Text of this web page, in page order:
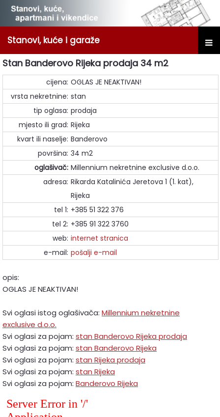
Stanovi, kuće i garaže
Stan Banderovo Rijeka prodaja 34 m2
cijena: OGLAS JE NEAKTIVAN!
vrsta nekretnine: stan
tip oglasa: prodaja
mjesto ili grad: Rijeka
kvart ili naselje: Banderovo
površina: 34 m2
oglašivač: Millennium nekretnine exclusive d.o.o.
adresa: Rikarda Katalinića Jeretova 1 (1. kat),
Rijeka
tel 1: +385 51 322 376
tel 2: +385 91 322 3760
web: internet stranica
e-mail: pošalji e-mail
opis:
OGLAS JE NEAKTIVAN!
Svi oglasi istog oglašivača: Millennium nekretnine
exclusive d.o.o.
Svi oglasi za pojam: stan Banderovo Rijeka prodaja
Svi oglasi za pojam: stan Banderovo Rijeka
Svi oglasi za pojam: stan Rijeka prodaja
Svi oglasi za pojam: stan Rijeka
Svi oglasi za pojam: Banderovo Rijeka